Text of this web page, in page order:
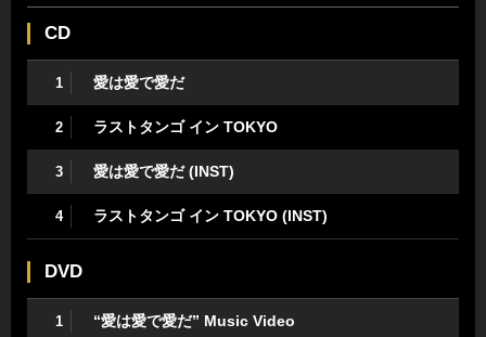
CD
1 愛は愛で愛だ
2 ラストタンゴ イン TOKYO
3 愛は愛で愛だ (INST)
4 ラストタンゴ イン TOKYO (INST)
DVD
1 “愛は愛で愛だ” Music Video